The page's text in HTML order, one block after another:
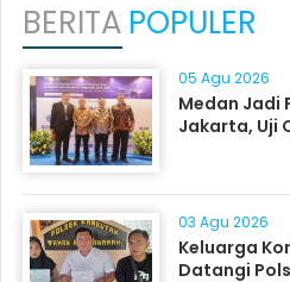
BERITA POPULER
05 Agu 2026
Medan Jadi
Jakarta, Uji
03 Agu 2026
Keluarga
Datangi